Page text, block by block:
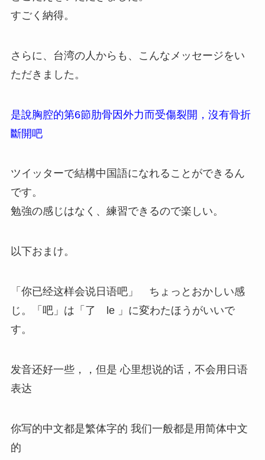
すごく納得。
さらに、台湾の人からも、こんなメッセージをい
ただきました。
是說胸腔的第6節肋骨因外力而受傷裂開，沒有骨折
斷開吧
ツイッターで結構中国語になれることができるん
です。
勉強の感じはなく、練習できるので楽しい。
以下おまけ。
「你已经这样会说日语吧」 ちょっとおかしい感
じ。「吧」は「了 le 」に変わたほうがいいで
す。
发音还好一些，，但是 心里想说的话，不会用日语
表达
你写的中文都是繁体字的 我们一般都是用简体中文
的